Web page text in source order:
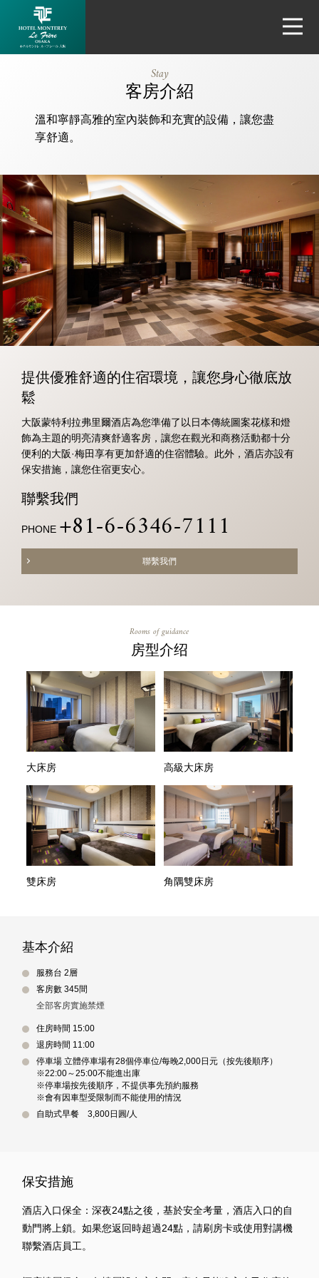
Monterey Le
Frere
Stay
客房介紹
溫和寧靜高雅的室內裝飾和充實的設備，讓您盡
享舒適。
提供優雅舒適的住宿環境，讓您身心徹底放
鬆
大阪蒙特利拉弗里爾酒店為您準備了以日本傳統圖案花樣和燈
飾為主題的明亮清爽舒適客房，讓您在觀光和商務活動都十分
便利的大阪·梅田享有更加舒適的住宿體驗。此外，酒店亦設有
保安措施，讓您住宿更安心。
聯繫我們
PHONE +81-6-6346-7111
聯繫我們
Rooms of guidance
房型介绍
大床房 高級大床房
雙床房 角隅雙床房
基本介紹
服務台 2層
客房數 345間
全部客房實施禁煙
住房時間 15:00
退房時間 11:00
停車場 立體停車場有28個停車位/每晚2,000日元（按先後順序）
※22:00～25:00不能進出庫
※停車場按先後順序，不提供事先預約服務
※會有因車型受限制而不能使用的情況
自助式早餐 3,800日圓/人
保安措施
酒店入口保全：深夜24點之後，基於安全考量，酒店入口的自
動門將上鎖。如果您返回時超過24點，請刷房卡或使用對講機
聯繫酒店員工。